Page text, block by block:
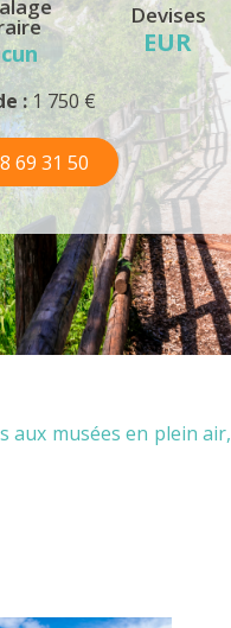
Devises
EUR
:1 750 €
69 31 50
aux musées en plein air,